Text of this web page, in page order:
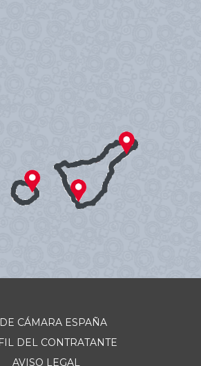
CÁMARA ESPAÑA
DEL CONTRATANTE
AVISO LEGAL